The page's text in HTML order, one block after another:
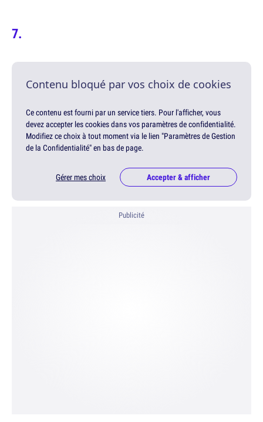
Contenu bloqué par vos choix de cookies
Ce contenu est fourni par un service tiers. Pour l'afficher, vous
devez accepter les cookies dans vos paramètres de confidentialité.
Modifiez ce choix à tout moment via le lien "Paramètres de Gestion
de la Confidentialité" en bas de page.
Gérer mes choix Accepter & afficher
Publicité